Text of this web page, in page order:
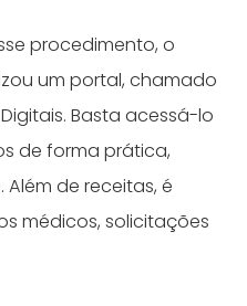
procedimento, o
um portal, chamado
Basta acessá-lo
de forma prática,
de receitas, é
médicos, solicitações